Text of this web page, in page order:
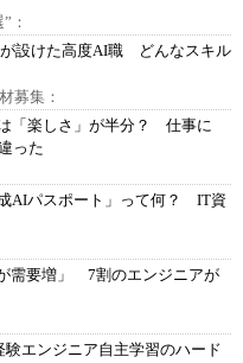
：
設けた高度AI職 どんなスキル
募集：
「楽しさ」が半分？ 仕事に
った
AIパスポート」って何？ IT資
需要増」 7割のエンジニアが
エンジニア自主学習のハード